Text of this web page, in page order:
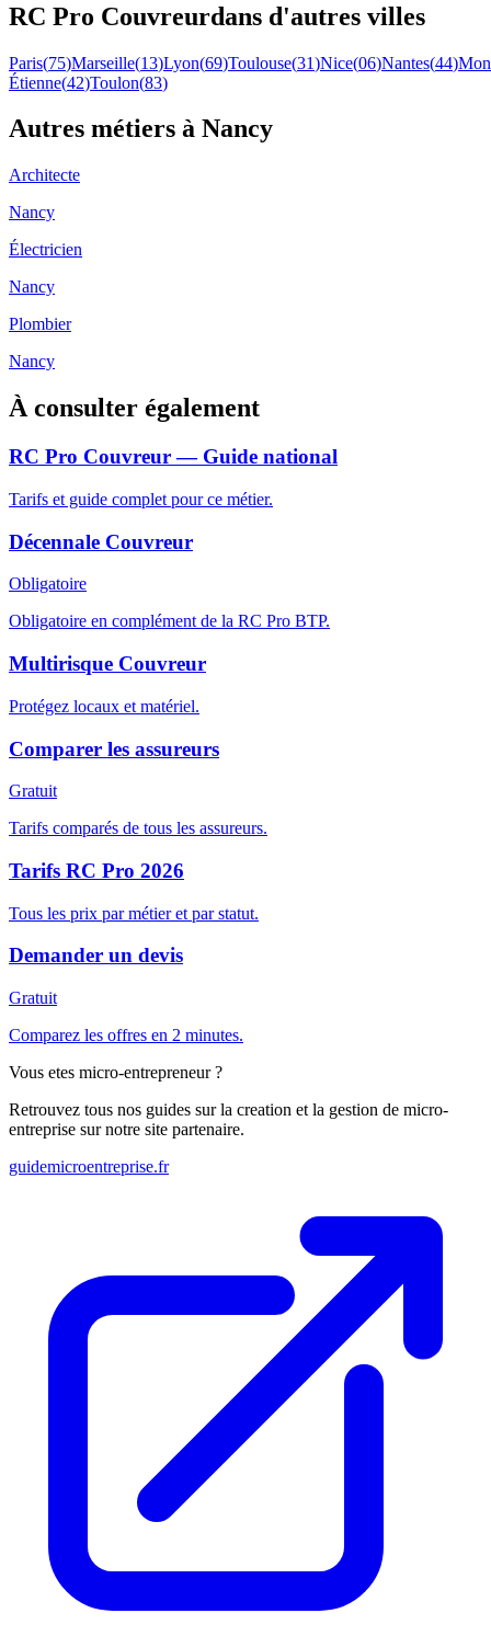
RC Pro Couvreurdans d'autres villes
Paris(75)Marseille(13)Lyon(69)Toulouse(31)Nice(06)Nantes(44)
Étienne(42)Toulon(83)
Autres métiers à Nancy
Architecte
Nancy
Électricien
Nancy
Plombier
Nancy
À consulter également
RC Pro Couvreur — Guide national
Tarifs et guide complet pour ce métier.
Décennale Couvreur
Obligatoire
Obligatoire en complément de la RC Pro BTP.
Multirisque Couvreur
Protégez locaux et matériel.
Comparer les assureurs
Gratuit
Tarifs comparés de tous les assureurs.
Tarifs RC Pro 2026
Tous les prix par métier et par statut.
Demander un devis
Gratuit
Comparez les offres en 2 minutes.
Vous etes micro-entrepreneur ?
Retrouvez tous nos guides sur la creation et la gestion de micro-
entreprise sur notre site partenaire.
guidemicroentreprise.fr